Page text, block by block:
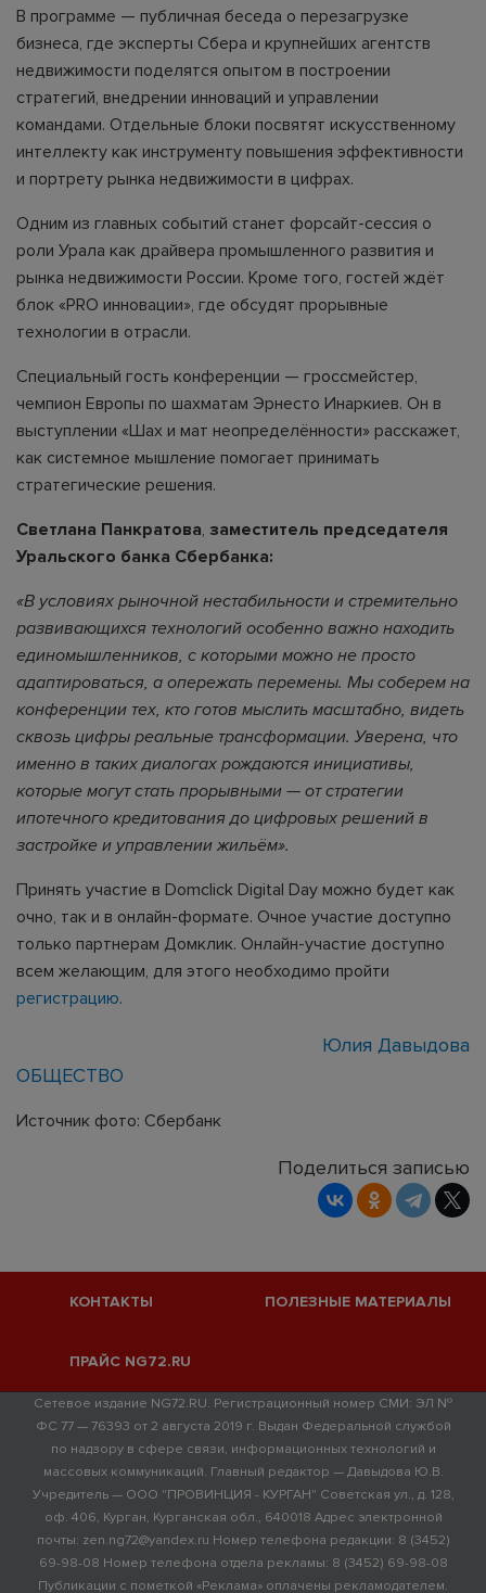
В программе — публичная беседа о перезагрузке
бизнеса, где эксперты Сбера и крупнейших агентств
недвижимости поделятся опытом в построении
стратегий, внедрении инноваций и управлении
командами. Отдельные блоки посвятят искусственному
интеллекту как инструменту повышения эффективности
и портрету рынка недвижимости в цифрах.
Одним из главных событий станет форсайт-сессия о
роли Урала как драйвера промышленного развития и
рынка недвижимости России. Кроме того, гостей ждёт
блок «PRO инновации», где обсудят прорывные
технологии в отрасли.
Специальный гость конференции — гроссмейстер,
чемпион Европы по шахматам Эрнесто Инаркиев. Он в
выступлении «Шах и мат неопределённости» расскажет,
как системное мышление помогает принимать
стратегические решения.
Светлана Панкратова, заместитель председателя
Уральского банка Сбербанка:
«В условиях рыночной нестабильности и стремительно
развивающихся технологий особенно важно находить
единомышленников, с которыми можно не просто
адаптироваться, а опережать перемены. Мы соберем на
конференции тех, кто готов мыслить масштабно, видеть
сквозь цифры реальные трансформации. Уверена, что
именно в таких диалогах рождаются инициативы,
которые могут стать прорывными — от стратегии
ипотечного кредитования до цифровых решений в
застройке и управлении жильём».
Принять участие в Domclick Digital Day можно будет как
очно, так и в онлайн-формате. Очное участие доступно
только партнерам Домклик. Онлайн-участие доступно
всем желающим, для этого необходимо пройти
регистрацию.
Юлия Давыдова
ОБЩЕСТВО
Источник фото: Сбербанк
Поделиться записью
КОНТАКТЫ ПОЛЕЗНЫЕ МАТЕРИАЛЫ
ПРАЙС NG72.RU
Сетевое издание NG72.RU. Регистрационный номер СМИ: ЭЛ №
ФС 77 — 76393 от 2 августа 2019 г. Выдан Федеральной службой
по надзору в сфере связи, информационных технологий и
массовых коммуникаций. Главный редактор — Давыдова Ю.В.
Учредитель — ООО "ПРОВИНЦИЯ - КУРГАН" Советская ул., д. 128,
оф. 406, Курган, Курганская обл., 640018 Адрес электронной
почты: zen.ng72@yandex.ru Номер телефона редакции: 8 (3452)
69-98-08 Номер телефона отдела рекламы: 8 (3452) 69-98-08
Публикации с пометкой «Реклама» оплачены рекламодателем.